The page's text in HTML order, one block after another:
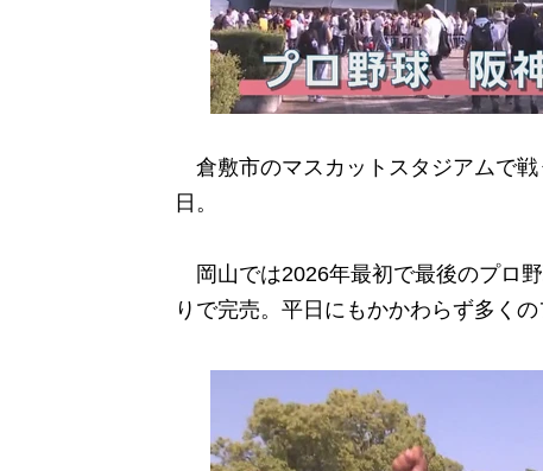
倉敷市のマスカットスタジアムで
日。
岡山では2026年最初で最後のプロ
りで完売。平日にもかかわらず多くの